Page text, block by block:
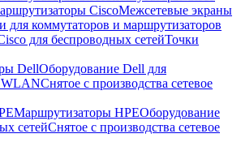
CiscoМежсетевые экраны
коммутаторов и маршрутизаторов
для беспроводных сетейТочки
DellОборудование Dell для
WLANСнятое с производства сетевое
Маршрутизаторы HPEОборудование
сетейСнятое с производства сетевое